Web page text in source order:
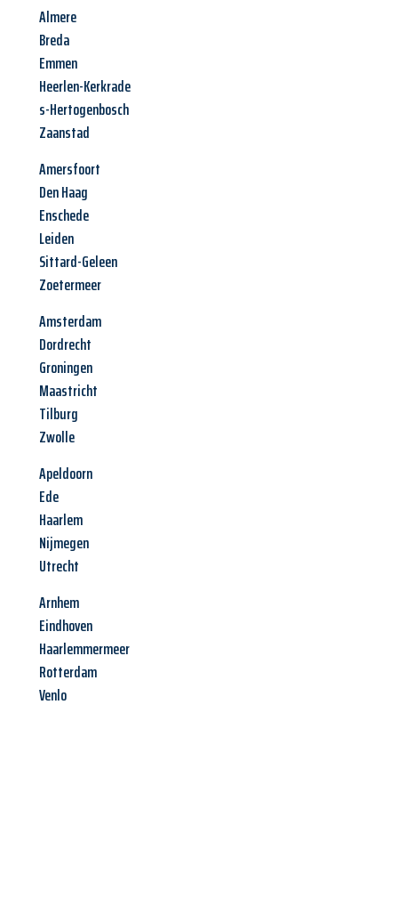
Almere
Breda
Emmen
Heerlen-Kerkrade
s-Hertogenbosch
Zaanstad
Amersfoort
Den Haag
Enschede
Leiden
Sittard-Geleen
Zoetermeer
Amsterdam
Dordrecht
Groningen
Maastricht
Tilburg
Zwolle
Apeldoorn
Ede
Haarlem
Nijmegen
Utrecht
Arnhem
Eindhoven
Haarlemmermeer
Rotterdam
Venlo